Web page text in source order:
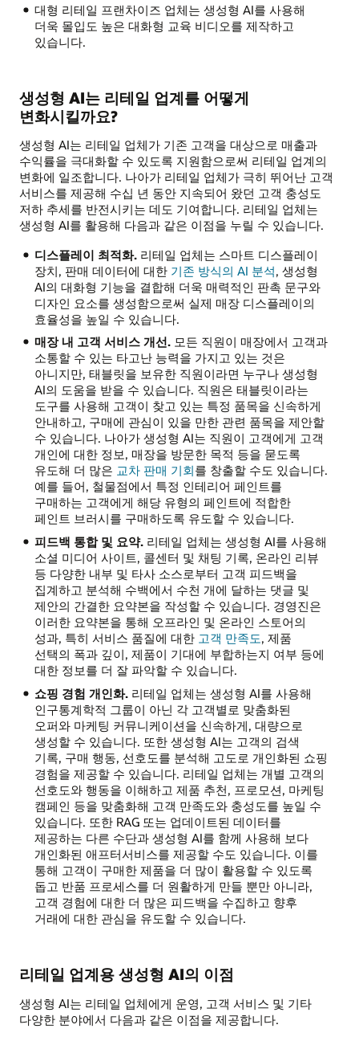
대형 리테일 프랜차이즈 업체는 생성형 AI를 사용해
더욱 몰입도 높은 대화형 교육 비디오를 제작하고
있습니다.
생성형 AI는 리테일 업계를 어떻게
변화시킬까요?
생성형 AI는 리테일 업체가 기존 고객을 대상으로 매출과
수익률을 극대화할 수 있도록 지원함으로써 리테일 업계의
변화에 일조합니다. 나아가 리테일 업체가 극히 뛰어난 고객
서비스를 제공해 수십 년 동안 지속되어 왔던 고객 충성도
저하 추세를 반전시키는 데도 기여합니다. 리테일 업체는
생성형 AI를 활용해 다음과 같은 이점을 누릴 수 있습니다.
디스플레이 최적화.리테일 업체는 스마트 디스플레이
장치, 판매 데이터에 대한 기존 방식의 AI 분석, 생성형
AI의 대화형 기능을 결합해 더욱 매력적인 판촉 문구와
디자인 요소를 생성함으로써 실제 매장 디스플레이의
효율성을 높일 수 있습니다.
매장 내 고객 서비스 개선.모든 직원이 매장에서 고객과
소통할 수 있는 타고난 능력을 가지고 있는 것은
아니지만, 태블릿을 보유한 직원이라면 누구나 생성형
AI의 도움을 받을 수 있습니다. 직원은 태블릿이라는
도구를 사용해 고객이 찾고 있는 특정 품목을 신속하게
안내하고, 구매에 관심이 있을 만한 관련 품목을 제안할
수 있습니다. 나아가 생성형 AI는 직원이 고객에게 고객
개인에 대한 정보, 매장을 방문한 목적 등을 묻도록
유도해 더 많은 교차 판매 기회를 창출할 수도 있습니다.
예를 들어, 철물점에서 특정 인테리어 페인트를
구매하는 고객에게 해당 유형의 페인트에 적합한
페인트 브러시를 구매하도록 유도할 수 있습니다.
피드백 통합 및 요약.리테일 업체는 생성형 AI를 사용해
소셜 미디어 사이트, 콜센터 및 채팅 기록, 온라인 리뷰
등 다양한 내부 및 타사 소스로부터 고객 피드백을
집계하고 분석해 수백에서 수천 개에 달하는 댓글 및
제안의 간결한 요약본을 작성할 수 있습니다. 경영진은
이러한 요약본을 통해 오프라인 및 온라인 스토어의
성과, 특히 서비스 품질에 대한 고객 만족도, 제품
선택의 폭과 깊이, 제품이 기대에 부합하는지 여부 등에
대한 정보를 더 잘 파악할 수 있습니다.
쇼핑 경험 개인화.리테일 업체는 생성형 AI를 사용해
인구통계학적 그룹이 아닌 각 고객별로 맞춤화된
오퍼와 마케팅 커뮤니케이션을 신속하게, 대량으로
생성할 수 있습니다. 또한 생성형 AI는 고객의 검색
기록, 구매 행동, 선호도를 분석해 고도로 개인화된 쇼핑
경험을 제공할 수 있습니다. 리테일 업체는 개별 고객의
선호도와 행동을 이해하고 제품 추천, 프로모션, 마케팅
캠페인 등을 맞춤화해 고객 만족도와 충성도를 높일 수
있습니다. 또한 RAG 또는 업데이트된 데이터를
제공하는 다른 수단과 생성형 AI를 함께 사용해 보다
개인화된 애프터서비스를 제공할 수도 있습니다. 이를
통해 고객이 구매한 제품을 더 많이 활용할 수 있도록
돕고 반품 프로세스를 더 원활하게 만들 뿐만 아니라,
고객 경험에 대한 더 많은 피드백을 수집하고 향후
거래에 대한 관심을 유도할 수 있습니다.
리테일 업계용 생성형 AI의 이점
생성형 AI는 리테일 업체에게 운영, 고객 서비스 및 기타
다양한 분야에서 다음과 같은 이점을 제공합니다.